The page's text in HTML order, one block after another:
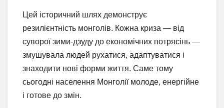
Цей історичний шлях демонструє
резилієнтність монголів. Кожна криза — від
суворої зими-дзуду до економічних потрясінь —
змушувала людей рухатися, адаптуватися і
знаходити нові форми життя. Саме тому
сьогодні населення Монголії молоде, енергійне
і готове до змін.